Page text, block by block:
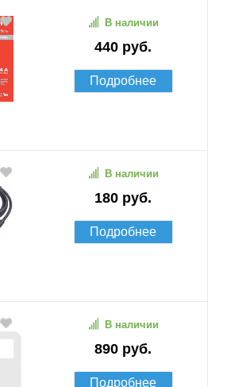
440 руб.
В наличии
Подробнее
180 руб.
В наличии
Подробнее
890 руб.
В наличии
Подробнее